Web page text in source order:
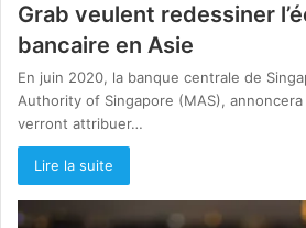
Grab veulent redessiner
bancaire en Asie
En juin 2020, la banque centrale de
Authority of Singapore (MAS),
verront attribuer…
Lire la suite